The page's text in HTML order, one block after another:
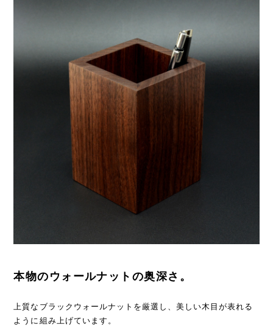
本物のウォールナットの奥深さ。
上質なブラックウォールナットを厳選し、美しい木目が表れる
ように組み上げています。